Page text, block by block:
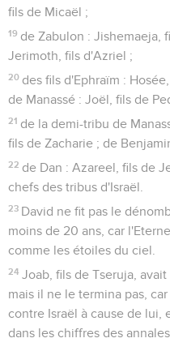
fils de Micaël ;
19 de Zabulon : Jishemaeja,
Jerimoth, fils d'Azriel ;
20 des fils d'Ephraïm :
de Manassé : Joël, fils de
21 de la demi-tribu de
fils de Zacharie ; de
22 de Dan : Azareel, fils de
chefs des tribus d'Israël.
23 David ne fit pas le
moins de 20 ans, car
comme les étoiles du ciel.
24 Joab, fils de Tseruja,
mais il ne le termina pas,
contre Israël à cause de lui,
dans les chiffres des